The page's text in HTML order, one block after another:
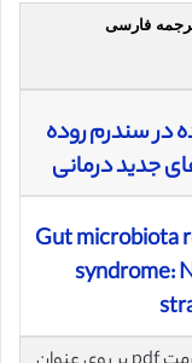
ترجمه فارسی
در سندرم روده
جدید درمانی
Gut microbiota
syndrome: